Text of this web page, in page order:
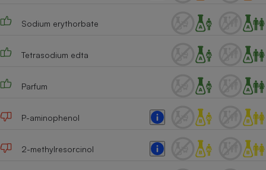
Sodium erythorbate
Tetrasodium edta
Parfum
P-aminophenol
2-methylresorcinol